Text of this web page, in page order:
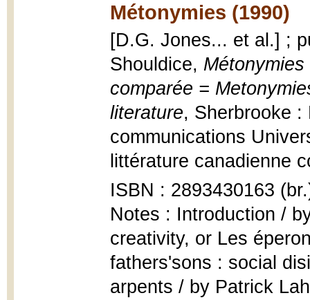
Métonymies (1990)
[D.G. Jones... et al.] ;
Shouldice,
comparée =
literature, Sherbrooke :
communications
littérature canadienne
ISBN : 2893430163
Notes : Introduction /
creativity, or Les
fathers'sons : social
arpents / by Patrick